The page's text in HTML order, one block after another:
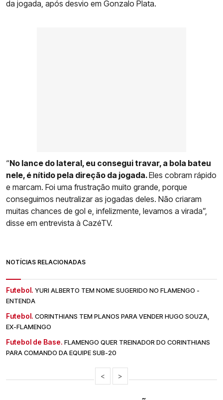
da jogada, após desvio em Gonzalo Plata.
“No lance do lateral, eu consegui travar, a bola bateu
nele, é nítido pela direção da jogada.Eles cobram rápido
e marcam. Foi uma frustração muito grande, porque
conseguimos neutralizar as jogadas deles. Não criaram
muitas chances de gol e, infelizmente, levamos a virada”,
disse em entrevista à CazéTV.
NOTÍCIAS RELACIONADAS
Futebol. YURI ALBERTO TEM NOME SUGERIDO NO FLAMENGO -
ENTENDA
Futebol. CORINTHIANS TEM PLANOS PARA VENDER HUGO SOUZA,
EX-FLAMENGO
Futebol de Base. FLAMENGO QUER TREINADOR DO CORINTHIANS
PARA COMANDO DA EQUIPE SUB-20
< >